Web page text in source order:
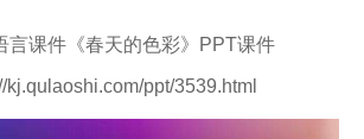
言课件《春天的色彩》PPT课件
kj.qulaoshi.com/ppt/3539.html